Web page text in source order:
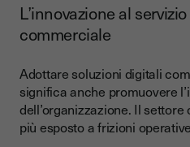
L’innovazione al
commerciale
Adottare soluzioni digitali
significa anche promuovere
dell’organizzazione. Il
più esposto a frizioni